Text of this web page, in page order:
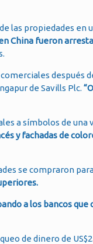
las propiedades en
China fueron
después
de Savills Plc.
a símbolos de una
y fachadas de
se compraron
a los bancos
de dinero de